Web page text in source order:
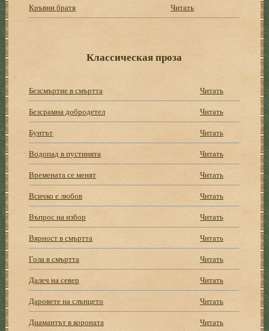
Кръвни братя Читать
Классическая проза
Безсмъртие в смъртта
Читать
Безсрамна добродетел
Читать
Бунтът
Читать
Водопад в пустинята
Читать
Времената се менят
Читать
Всичко е любов
Читать
Въпрос на избор
Читать
Вярност в смъртта
Читать
Гола в смъртта
Читать
Далеч на север
Читать
Даровете на слънцето
Читать
Диамантът в короната
Читать